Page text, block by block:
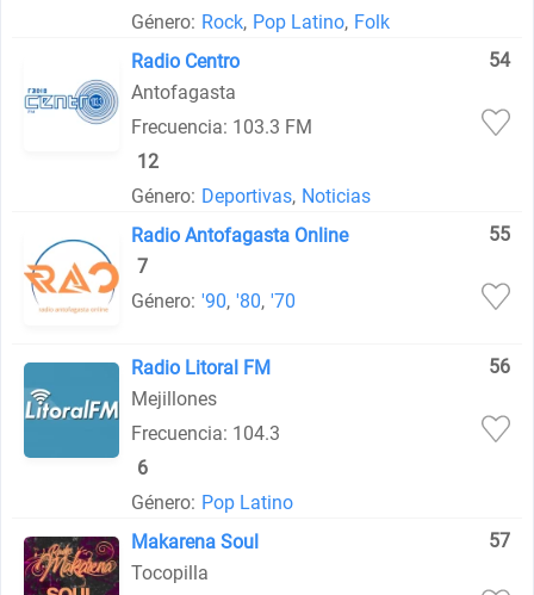
Género: Rock, Pop Latino, Folk
Radio Centro
54
Antofagasta
Frecuencia: 103.3 FM
12
Género: Deportivas, Noticias
Radio Antofagasta Online
55
7
Género: '90, '80, '70
Radio Litoral FM
56
Mejillones
Frecuencia: 104.3
6
Género: Pop Latino
Makarena Soul
57
Tocopilla